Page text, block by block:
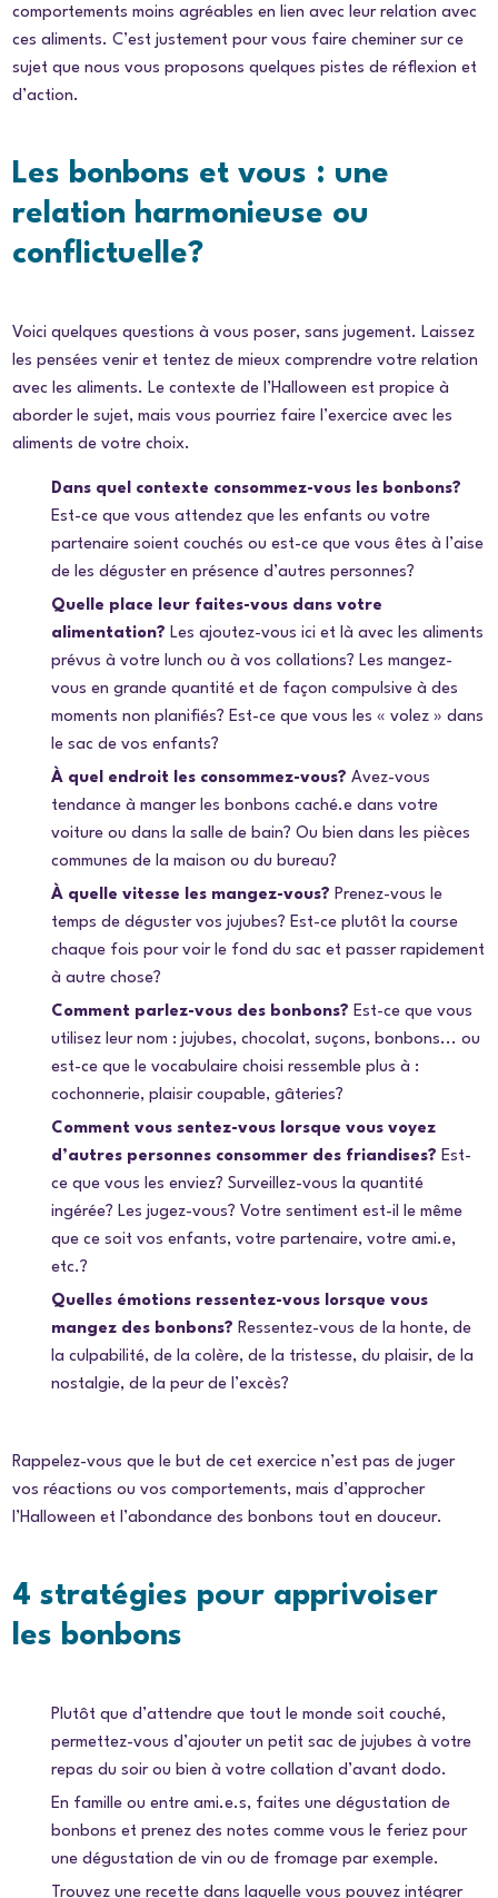
comportements moins agréables en lien avec leur relation avec
ces aliments. C’est justement pour vous faire cheminer sur ce
sujet que nous vous proposons quelques pistes de réflexion et
d’action.
Les bonbons et vous : une
relation harmonieuse ou
conflictuelle?
Voici quelques questions à vous poser, sans jugement. Laissez
les pensées venir et tentez de mieux comprendre votre relation
avec les aliments. Le contexte de l’Halloween est propice à
aborder le sujet, mais vous pourriez faire l’exercice avec les
aliments de votre choix.
Dans quel contexte consommez-vous les bonbons?
Est-ce que vous attendez que les enfants ou votre
partenaire soient couchés ou est-ce que vous êtes à l’aise
de les déguster en présence d’autres personnes?
Quelle place leur faites-vous dans votre
alimentation? Les ajoutez-vous ici et là avec les aliments
prévus à votre lunch ou à vos collations? Les mangez-
vous en grande quantité et de façon compulsive à des
moments non planifiés? Est-ce que vous les « volez » dans
le sac de vos enfants?
À quel endroit les consommez-vous? Avez-vous
tendance à manger les bonbons caché.e dans votre
voiture ou dans la salle de bain? Ou bien dans les pièces
communes de la maison ou du bureau?
À quelle vitesse les mangez-vous? Prenez-vous le
temps de déguster vos jujubes? Est-ce plutôt la course
chaque fois pour voir le fond du sac et passer rapidement
à autre chose?
Comment parlez-vous des bonbons? Est-ce que vous
utilisez leur nom : jujubes, chocolat, suçons, bonbons... ou
est-ce que le vocabulaire choisi ressemble plus à :
cochonnerie, plaisir coupable, gâteries?
Comment vous sentez-vous lorsque vous voyez
d’autres personnes consommer des friandises? Est-
ce que vous les enviez? Surveillez-vous la quantité
ingérée? Les jugez-vous? Votre sentiment est-il le même
que ce soit vos enfants, votre partenaire, votre ami.e,
etc.?
Quelles émotions ressentez-vous lorsque vous
mangez des bonbons? Ressentez-vous de la honte, de
la culpabilité, de la colère, de la tristesse, du plaisir, de la
nostalgie, de la peur de l’excès?
Rappelez-vous que le but de cet exercice n’est pas de juger
vos réactions ou vos comportements, mais d’approcher
l’Halloween et l’abondance des bonbons tout en douceur.
4 stratégies pour apprivoiser
les bonbons
Plutôt que d’attendre que tout le monde soit couché,
permettez-vous d’ajouter un petit sac de jujubes à votre
repas du soir ou bien à votre collation d’avant dodo.
En famille ou entre ami.e.s, faites une dégustation de
bonbons et prenez des notes comme vous le feriez pour
une dégustation de vin ou de fromage par exemple.
Trouvez une recette dans laquelle vous pouvez intégrer